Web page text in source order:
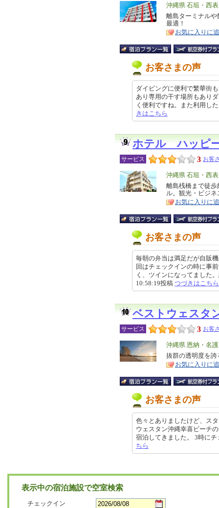
エ
リ
ア
沖縄県 石垣・西
特
徴
離島ターミナル
最適！
お気に入りに
お客さまの声
ダイビングに便利で繁華街
あり専用の干す場所もあり
く便利ですね。また利用し
きはこちら
ホテル ハッピ
サービス 3 お客
エ
リ
ア
沖縄県 石垣・西
特
徴
離島桟橋まで徒
ル。観光・ビジ
お気に入りに
お客さまの声
毎朝の弁当は満足だが自販
回はチェックインの時に事
く、ツインになってました
10:58:19投稿 つづきはこちら
ベストウェスタ
サービス 3 お客
エ
リ
ア
沖縄県 恩納・名
特
徴
抜群の透明度を
お気に入りに
お客さまの声
色々とありましたけど、ス
ウェスタン沖縄幸喜ビーチ
宿泊してきました。 3時に
ちら
表示中の宿泊施設で空室検索
チェックイン